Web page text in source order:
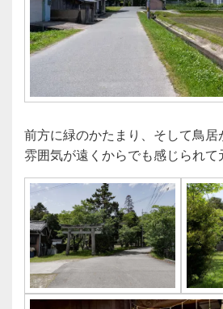
前方に緑のかたまり、そして鳥
雰囲気が遠くからでも感じられて